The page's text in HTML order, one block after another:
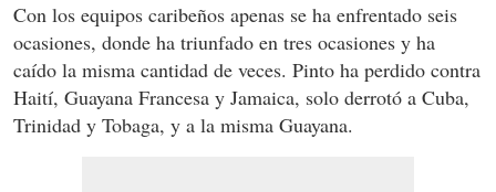
Con los equipos caribeños apenas se ha enfrentado seis
ocasiones, donde ha triunfado en tres ocasiones y ha
caído la misma cantidad de veces. Pinto ha perdido contra
Haití, Guayana Francesa y Jamaica, solo derrotó a Cuba,
Trinidad y Tobaga, y a la misma Guayana.